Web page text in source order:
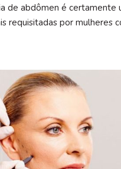
de abdômen é certamente
requisitadas por mulheres